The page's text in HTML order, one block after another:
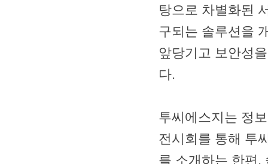
탕으로 차별화된
구되는 솔루션을
앞당기고 보안성
다.
투씨에스지는 정
전시회를 통해 투
를 소개하는 한편,